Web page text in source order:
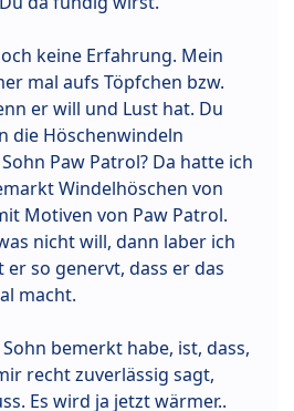
keine Erfahrung. Mein
mal aufs Töpfchen bzw.
er will und Lust hat. Du
die Höschenwindeln
Paw Patrol? Da hatte ich
Windelhöschen von
Motiven von Paw Patrol.
nicht will, dann laber ich
er so genervt, dass er das
macht.
bemerkt habe, ist, dass,
recht zuverlässig sagt,
Es wird ja jetzt wärmer..